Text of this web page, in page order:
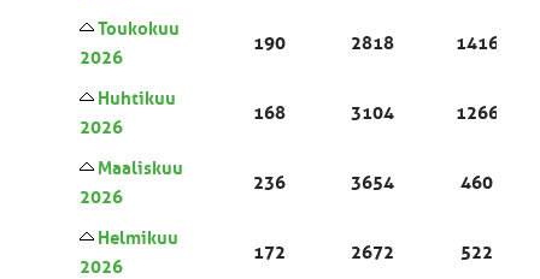
Toukokuu
2026
190 2818 1416
Huhtikuu
2026
168 3104 1266
Maaliskuu
2026
236 3654 460
Helmikuu
2026
172 2672 522